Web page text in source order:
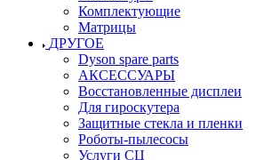
Комплектующие
Матрицы
ДРУГОЕ
Dyson spare parts
АКСЕССУАРЫ
Восстановленные дисплеи
Для гироскутера
Защитные стекла и пленки
Роботы-пылесосы
Услуги СЦ